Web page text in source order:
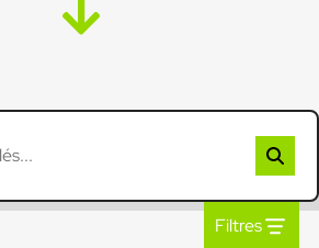
Filtres